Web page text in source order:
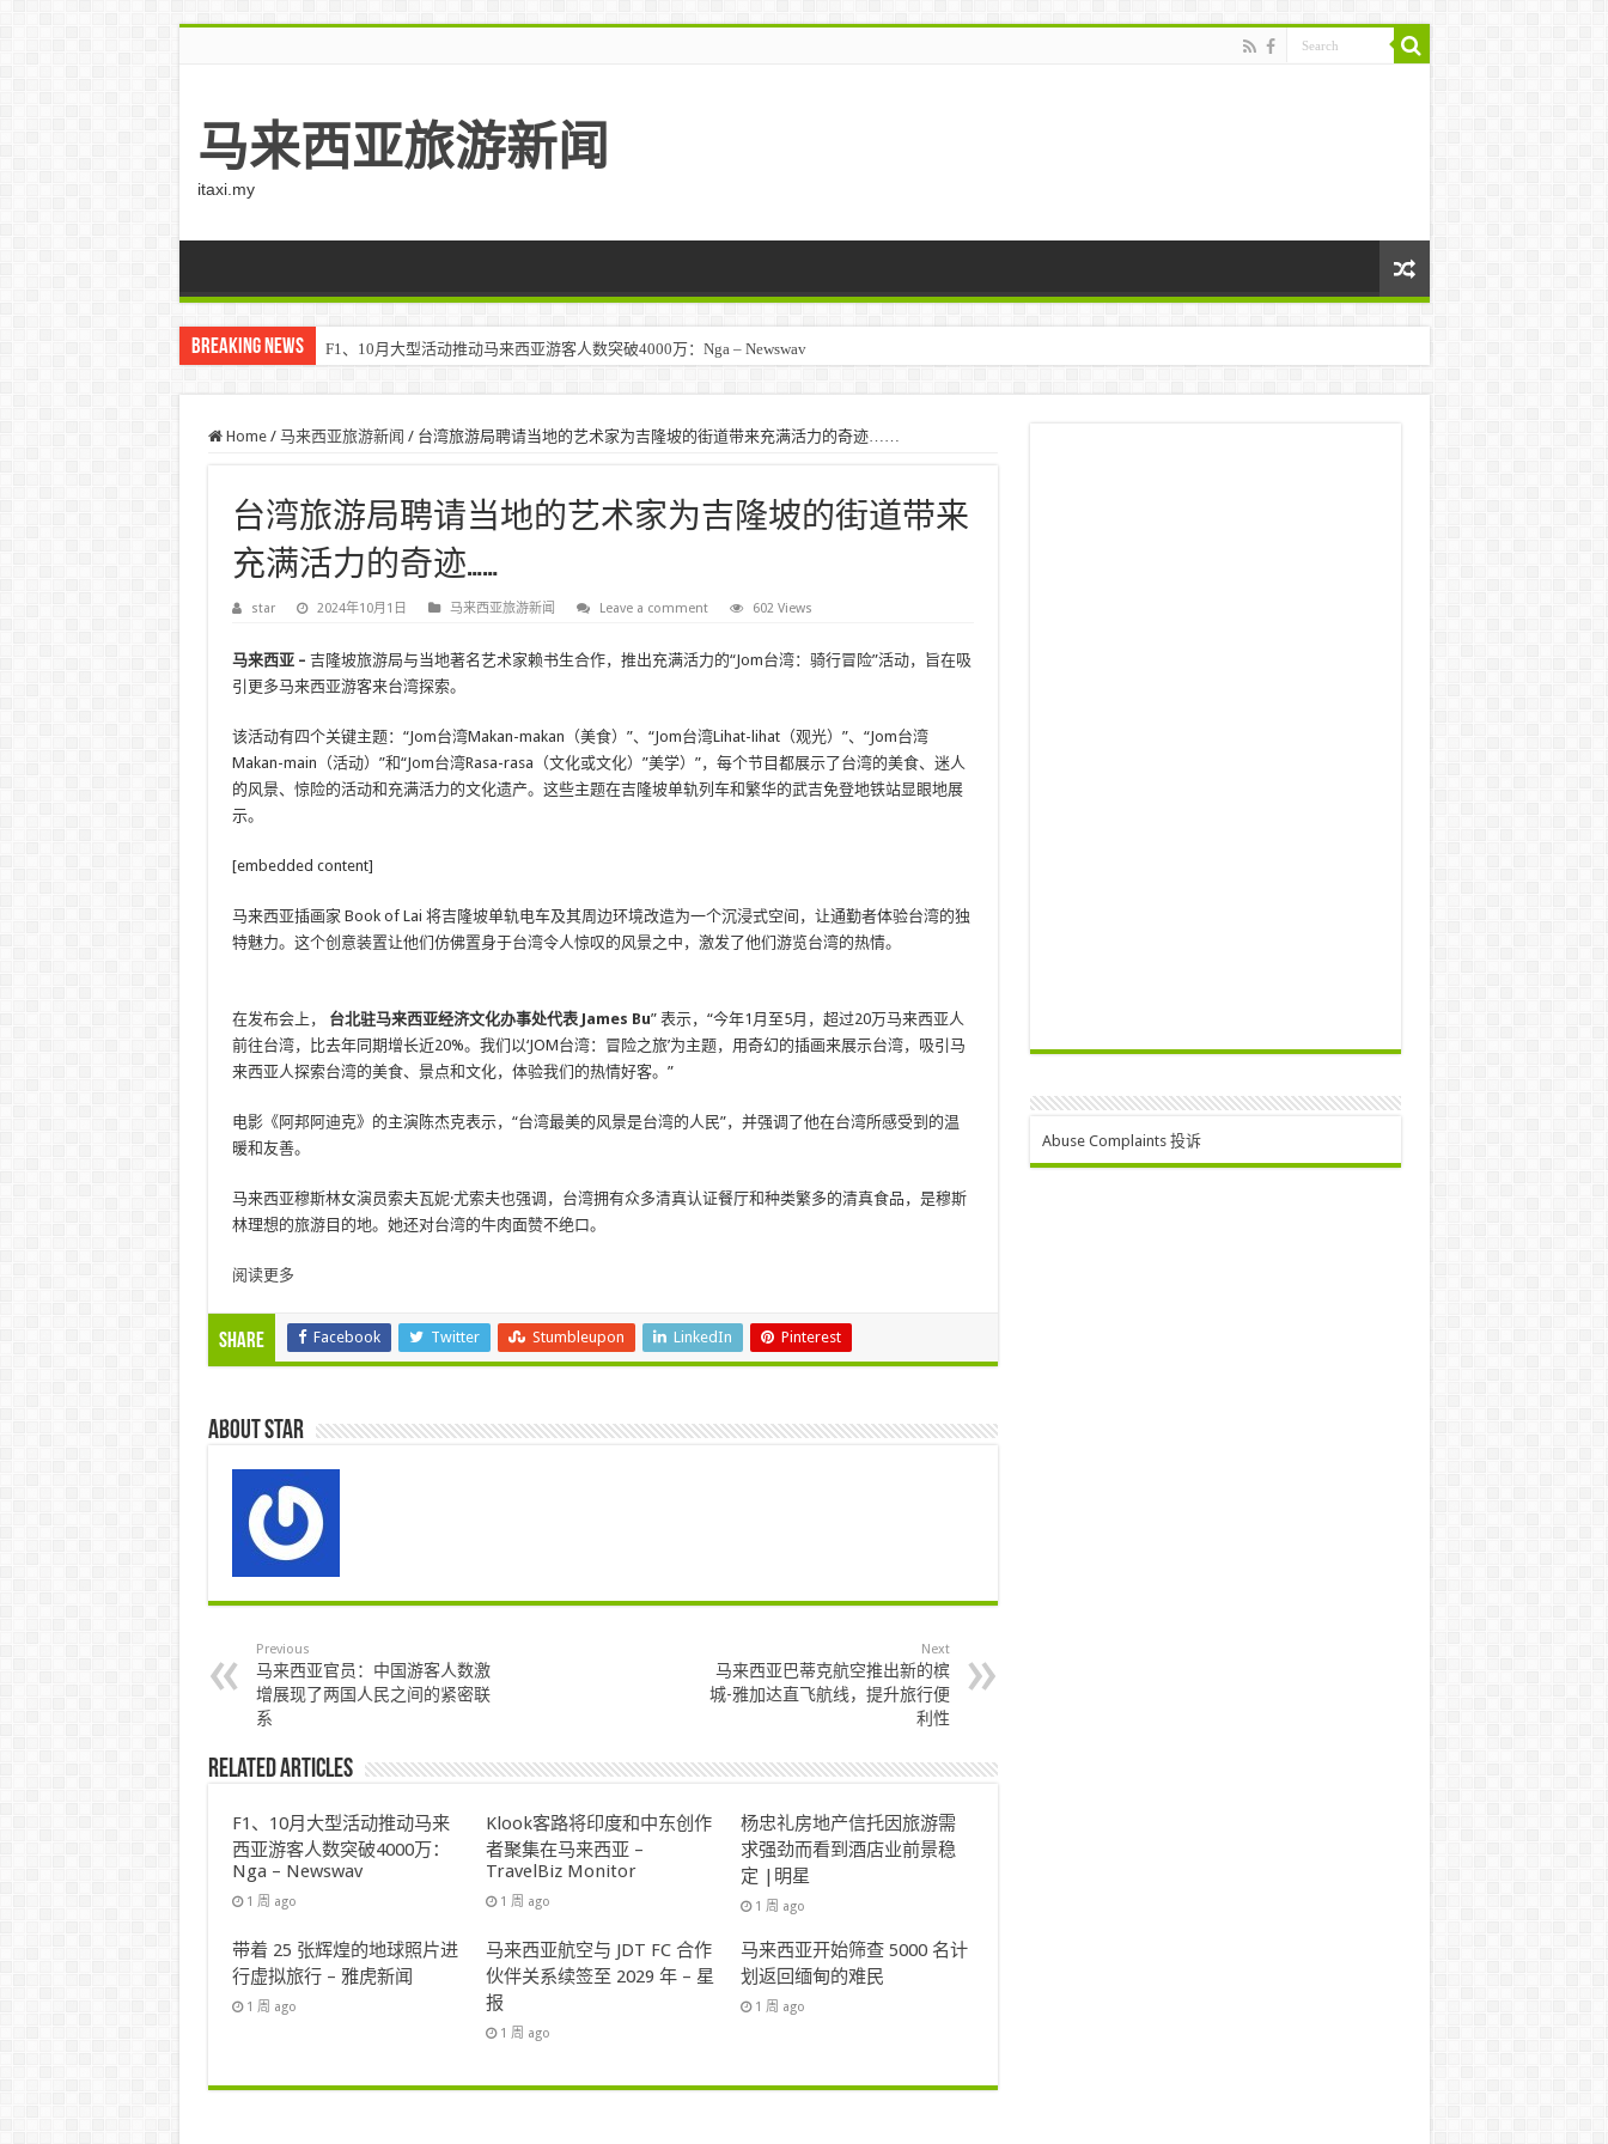
马来西亚旅游新闻
itaxi.my
Breaking News F1、10月大型活动推动马来西亚游客人数突破4000万：Nga – Newswav
Home / 马来西亚旅游新闻 / 台湾旅游局聘请当地的艺术家为吉隆坡的街道带来充满活力的奇迹……
台湾旅游局聘请当地的艺术家为吉隆坡的街道带来
充满活力的奇迹……
star 2024年10月1日 马来西亚旅游新闻 Leave a comment 602 Views
马来西亚 – 吉隆坡旅游局与当地著名艺术家赖书生合作，推出充满活力的“Jom台湾：骑行冒险”活动，旨在吸
引更多马来西亚游客来台湾探索。
该活动有四个关键主题：“Jom台湾Makan-makan（美食）”、“Jom台湾Lihat-lihat（观光）”、“Jom台湾
Makan-main（活动）”和“Jom台湾Rasa-rasa（文化或文化）”美学）”，每个节目都展示了台湾的美食、迷人
的风景、惊险的活动和充满活力的文化遗产。这些主题在吉隆坡单轨列车和繁华的武吉免登地铁站显眼地展
示。
[embedded content]
马来西亚插画家 Book of Lai 将吉隆坡单轨电车及其周边环境改造为一个沉浸式空间，让通勤者体验台湾的独
特魅力。这个创意装置让他们仿佛置身于台湾令人惊叹的风景之中，激发了他们游览台湾的热情。
在发布会上， 台北驻马来西亚经济文化办事处代表 James Bu” 表示，“今年1月至5月，超过20万马来西亚人
前往台湾，比去年同期增长近20%。我们以‘JOM台湾：冒险之旅’为主题，用奇幻的插画来展示台湾，吸引马
来西亚人探索台湾的美食、景点和文化，体验我们的热情好客。”
电影《阿邦阿迪克》的主演陈杰克表示，“台湾最美的风景是台湾的人民”，并强调了他在台湾所感受到的温
暖和友善。
马来西亚穆斯林女演员索夫瓦妮·尤索夫也强调，台湾拥有众多清真认证餐厅和种类繁多的清真食品，是穆斯
林理想的旅游目的地。她还对台湾的牛肉面赞不绝口。
阅读更多
Share Facebook Twitter Stumbleupon LinkedIn Pinterest
About star
Previous
马来西亚官员：中国游客人数激
增展现了两国人民之间的紧密联
系
Next
马来西亚巴蒂克航空推出新的槟
城-雅加达直飞航线，提升旅行便
利性
Related Articles
F1、10月大型活动推动马来
西亚游客人数突破4000万：
Nga – Newswav
1 周 ago
Klook客路将印度和中东创作
者聚集在马来西亚 –
TravelBiz Monitor
1 周 ago
杨忠礼房地产信托因旅游需
求强劲而看到酒店业前景稳
定 |明星
1 周 ago
带着 25 张辉煌的地球照片进
行虚拟旅行 – 雅虎新闻
1 周 ago
马来西亚航空与 JDT FC 合作
伙伴关系续签至 2029 年 – 星
报
1 周 ago
马来西亚开始筛查 5000 名计
划返回缅甸的难民
1 周 ago
Abuse Complaints 投诉